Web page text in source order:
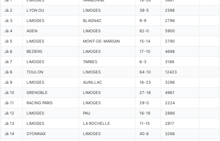
Jà 2 LYON OU LIMOGES 39-5 2598
Jà 3 LIMOGES BLAGNAC 9-9 2796
Jà 4 AGEN LIMOGES 62-0 5900
Jà 5 LIMOGES MONT-DE-MARSAN 15-14 2790
Jà 6 BEZIERS LIMOGES 17-10 4698
Jà 7 LIMOGES TARBES 6-3 3186
Jà 8 TOULON LIMOGES 64-10 12423
Jà 9 LIMOGES AURILLAC 16-23 3296
Jà 10 GRENOBLE LIMOGES 27-18 4961
Jà 11 RACING PARIS LIMOGES 29-0 2224
Jà 12 LIMOGES PAU 16-19 2886
Jà 13 LIMOGES LA ROCHELLE 11-15 2917
Jà 14 OYONNAX LIMOGES 40-6 3266